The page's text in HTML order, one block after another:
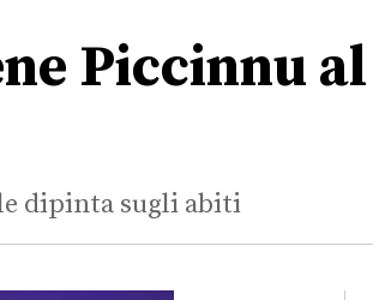
Piccinnu
dipinta sugli abiti